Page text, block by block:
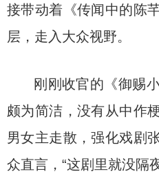
接带动着《传闻中的陈
层，走入大众视野。
刚刚收官的《御赐
颇为简洁，没有从中作
男女主走散，强化戏剧
众直言，“这剧里就没隔